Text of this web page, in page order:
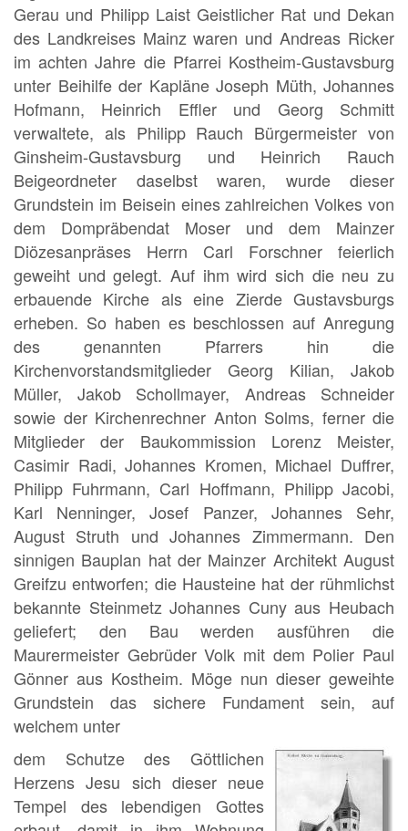
Gerau und Philipp Laist Geistlicher Rat und Dekan
des Landkreises Mainz waren und Andreas Ricker
im achten Jahre die Pfarrei Kostheim-Gustavsburg
unter Beihilfe der Kapläne Joseph Müth, Johannes
Hofmann, Heinrich Effler und Georg Schmitt
verwaltete, als Philipp Rauch Bürgermeister von
Ginsheim-Gustavsburg und Heinrich Rauch
Beigeordneter daselbst waren, wurde dieser
Grundstein im Beisein eines zahlreichen Volkes von
dem Dompräbendat Moser und dem Mainzer
Diözesanpräses Herrn Carl Forschner feierlich
geweiht und gelegt. Auf ihm wird sich die neu zu
erbauende Kirche als eine Zierde Gustavsburgs
erheben. So haben es beschlossen auf Anregung
des genannten Pfarrers hin die
Kirchenvorstandsmitglieder Georg Kilian, Jakob
Müller, Jakob Schollmayer, Andreas Schneider
sowie der Kirchenrechner Anton Solms, ferner die
Mitglieder der Baukommission Lorenz Meister,
Casimir Radi, Johannes Kromen, Michael Duffrer,
Philipp Fuhrmann, Carl Hoffmann, Philipp Jacobi,
Karl Nenninger, Josef Panzer, Johannes Sehr,
August Struth und Johannes Zimmermann. Den
sinnigen Bauplan hat der Mainzer Architekt August
Greifzu entworfen; die Hausteine hat der rühmlichst
bekannte Steinmetz Johannes Cuny aus Heubach
geliefert; den Bau werden ausführen die
Maurermeister Gebrüder Volk mit dem Polier Paul
Gönner aus Kostheim. Möge nun dieser geweihte
Grundstein das sichere Fundament sein, auf
welchem unter
dem Schutze des Göttlichen
Herzens Jesu sich dieser neue
Tempel des lebendigen Gottes